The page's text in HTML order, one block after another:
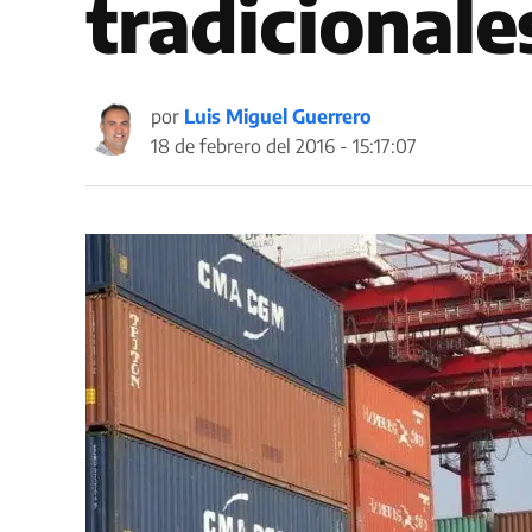
por Luis Miguel Guerrero
18 de febrero del 2016 - 15:17:07